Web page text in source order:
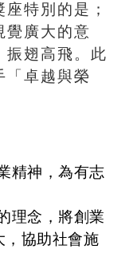
特別的是；
覺廣大的意
振翅高飛。此
「卓越與榮
精神，為有志
理念，將創業
，協助社會施